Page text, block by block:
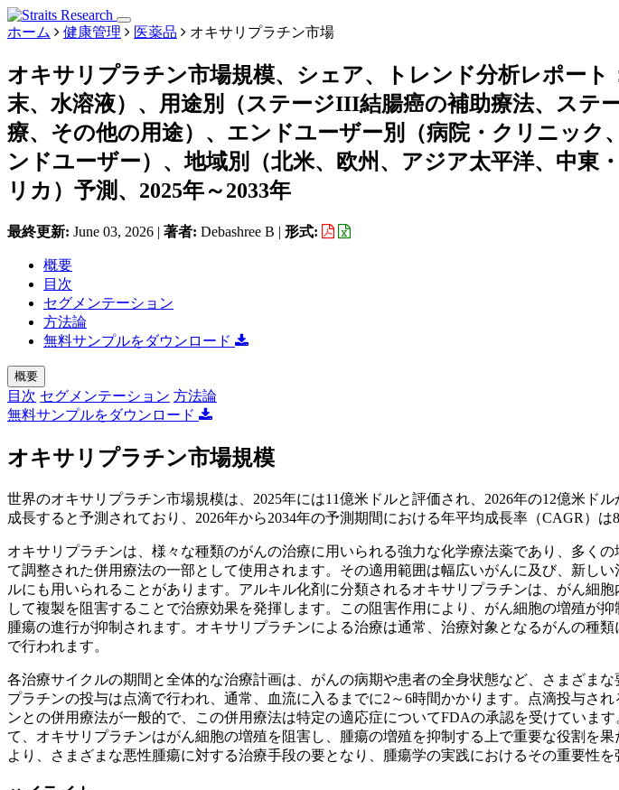
ホーム 健康管理 医薬品 オキサリプラチン市場
オキサリプラチン市場規模、シェア、トレンド分析レポート
末、水溶液）、用途別（ステージIII結腸癌の補助療法、ステ
療、その他の用途）、エンドユーザー別（病院・クリニック
ンドユーザー）、地域別（北米、欧州、アジア太平洋、中東
リカ）予測、2025年～2033年
最終更新: June 03, 2026 | 著者: Debashree B | 形式:
概要
目次
セグメンテーション
方法論
無料サンプルをダウンロード
概要
目次 セグメンテーション 方法論
無料サンプルをダウンロード
オキサリプラチン市場規模
世界のオキサリプラチン市場規模は、2025年には11億米ドルと評価され、2026年の12億米ドル
成長すると予測されており、2026年から2034年の予測期間における年平均成長率（CAGR）は
オキサリプラチンは、様々な種類のがんの治療に用いられる強力な化学療法薬であり、多く
て調整された併用療法の一部として使用されます。その適用範囲は幅広いがんに及び、新し
ルにも用いられることがあります。アルキル化剤に分類されるオキサリプラチンは、がん細
して複製を阻害することで治療効果を発揮します。この阻害作用により、がん細胞の増殖が抑
腫瘍の進行が抑制されます。オキサリプラチンによる治療は通常、治療対象となるがんの種
で行われます。
各治療サイクルの期間と全体的な治療計画は、がんの病期や患者の全身状態など、さまざま
プラチンの投与は点滴で行われ、通常、血流に入るまでに2～6時間かかります。点滴投与さ
ンとの併用療法が一般的で、この併用療法は特定の適応症についてFDAの承認を受けていま
て、オキサリプラチンはがん細胞の増殖を阻害し、腫瘍の増殖を抑制する上で重要な役割を
より、さまざまな悪性腫瘍に対する治療手段の要となり、腫瘍学の実践におけるその重要性を